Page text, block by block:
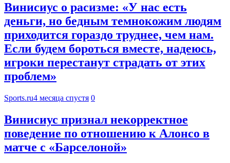
Винисиус о расизме: «У нас есть
деньги, но бедным темнокожим людям
приходится гораздо труднее, чем нам.
Если будем бороться вместе, надеюсь,
игроки перестанут страдать от этих
проблем»
Sports.ru4 месяца спустя 0
Винисиус признал некорректное
поведение по отношению к Алонсо в
матче с «Барселоной»